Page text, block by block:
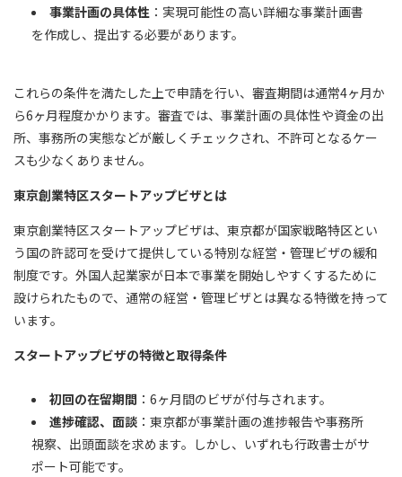
事業計画の具体性 ：実現可能性の高い詳細な事業計画書
を作成し、提出する必要があります。
これらの条件を満たした上で申請を行い、審査期間は通常4ヶ月か
ら6ヶ月程度かかります。審査では、事業計画の具体性や資金の出
所、事務所の実態などが厳しくチェックされ、不許可となるケー
スも少なくありません。
東京創業特区スタートアップビザとは
東京創業特区スタートアップビザは、東京都が国家戦略特区とい
う国の許認可を受けて提供している特別な経営・管理ビザの緩和
制度です。外国人起業家が日本で事業を開始しやすくするために
設けられたもので、通常の経営・管理ビザとは異なる特徴を持って
います。
スタートアップビザの特徴と取得条件
初回の在留期間 ：6ヶ月間のビザが付与されます。
進捗確認、面談 ：東京都が事業計画の進捗報告や事務所
視察、出頭面談を求めます。しかし、いずれも行政書士がサ
ポート可能です。